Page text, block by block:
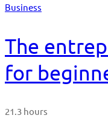
Business
The
for
21.3 hours